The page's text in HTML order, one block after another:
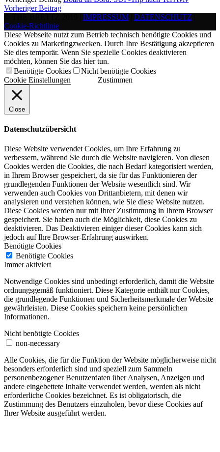
Vorheriger Beitrag
IMPRESSUM DATENSCHUTZ
Cookie-Richtlinie
Diese Webseite nutzt zum Betrieb technisch benötigte Cookies und
Cookies zu Marketingzwecken. Durch Ihre Bestätigung akzeptieren
Sie dies temporär. Wenn Sie spezielle Cookies deaktivieren
möchten, können Sie das hier tun.
Benötigte Cookies
Nicht benötigte Cookies
Cookie Einstellungen
Zustimmen
Close
Datenschutzübersicht
Diese Website verwendet Cookies, um Ihre Erfahrung zu
verbessern, während Sie durch die Website navigieren. Von diesen
Cookies werden die Cookies, die nach Bedarf kategorisiert werden,
in Ihrem Browser gespeichert, da sie für das Funktionieren der
grundlegenden Funktionen der Website wesentlich sind. Wir
verwenden auch Cookies von Drittanbietern, mit denen wir
analysieren und verstehen können, wie Sie diese Website nutzen.
Diese Cookies werden nur mit Ihrer Zustimmung in Ihrem Browser
gespeichert. Sie haben auch die Möglichkeit, diese Cookies zu
deaktivieren. Das Deaktivieren einiger dieser Cookies kann sich
jedoch auf Ihre Browser-Erfahrung auswirken.
Benötigte Cookies
Benötigte Cookies
Immer aktiviert
Notwendige Cookies sind unbedingt erforderlich, damit die Website
ordnungsgemäß funktioniert. Diese Kategorie enthält nur Cookies,
die grundlegende Funktionen und Sicherheitsmerkmale der Website
gewährleisten. Diese Cookies speichern keine persönlichen
Informationen.
Nicht benötigte Cookies
non-necessary
Alle Cookies, die für die Funktion der Website möglicherweise nicht
besonders erforderlich sind und speziell zum Sammeln
personenbezogener Benutzerdaten über Analysen, Anzeigen und
andere eingebettete Inhalte verwendet werden, werden als nicht
erforderliche Cookies bezeichnet. Es ist obligatorisch, die
Zustimmung des Benutzers einzuholen, bevor diese Cookies auf
Ihrer Website ausgeführt werden.